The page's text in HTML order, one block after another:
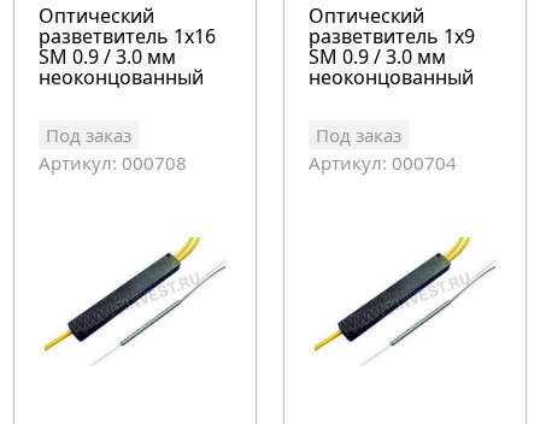
Оптический
разветвитель 1x16
SM 0.9 / 3.0 мм
неоконцованный
Под заказ
Артикул: 000708
Оптический
разветвитель 1x9
SM 0.9 / 3.0 мм
неоконцованный
Под заказ
Артикул: 000704